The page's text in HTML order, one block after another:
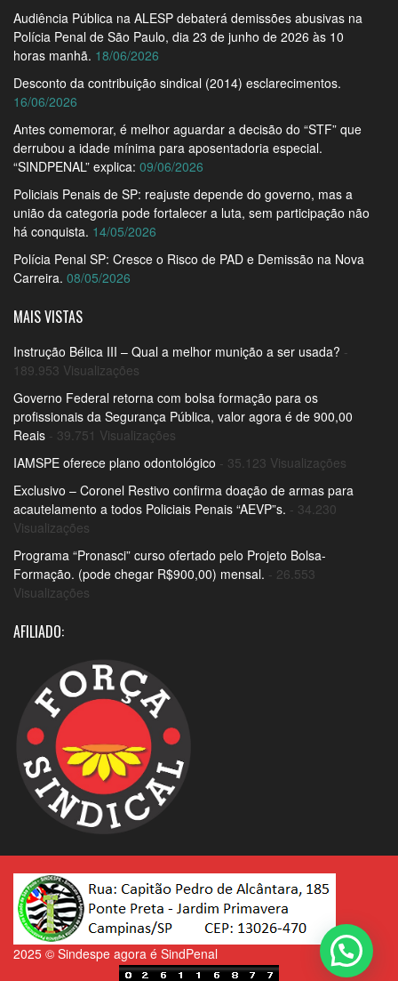
Audiência Pública na ALESP debaterá demissões abusivas na
Polícia Penal de São Paulo, dia 23 de junho de 2026 às 10
horas manhã. 18/06/2026
Desconto da contribuição sindical (2014) esclarecimentos.
16/06/2026
Antes comemorar, é melhor aguardar a decisão do “STF” que
derrubou a idade mínima para aposentadoria especial.
“SINDPENAL” explica: 09/06/2026
Policiais Penais de SP: reajuste depende do governo, mas a
união da categoria pode fortalecer a luta, sem participação não
há conquista. 14/05/2026
Polícia Penal SP: Cresce o Risco de PAD e Demissão na Nova
Carreira. 08/05/2026
MAIS VISTAS
Instrução Bélica III – Qual a melhor munição a ser usada? -
189.953 Visualizações
Governo Federal retorna com bolsa formação para os
profissionais da Segurança Pública, valor agora é de 900,00
Reais - 39.751 Visualizações
IAMSPE oferece plano odontológico - 35.123 Visualizações
Exclusivo – Coronel Restivo confirma doação de armas para
acautelamento a todos Policiais Penais “AEVP”s. - 34.230
Visualizações
Programa “Pronasci” curso ofertado pelo Projeto Bolsa-
Formação. (pode chegar R$900,00) mensal. - 26.553
Visualizações
AFILIADO:
2025 © Sindespe agora é SindPenal